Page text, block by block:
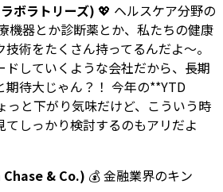
ボラトリーズ) 💖 ヘルスケア分野の
機器とか診断薬とか、私たちの健康
術をたくさん持ってるんだよ〜。
ドしていくような会社だから、長期
期待大じゃん？！ 今年の**YTD
っと下がり気味だけど、こういう時
てしっかり検討するのもアリだよ
& Co.) 💰 金融業界のキン